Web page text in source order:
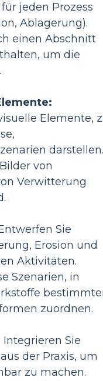
jeden Prozess
Ablagerung).
einen Abschnitt
um die
Elemente,
darstellen.
von
Verwitterung
Sie
Erosion und
Aktivitäten.
Szenarien, in
zuordnen.
Integrieren Sie
der Praxis, um
zu machen.